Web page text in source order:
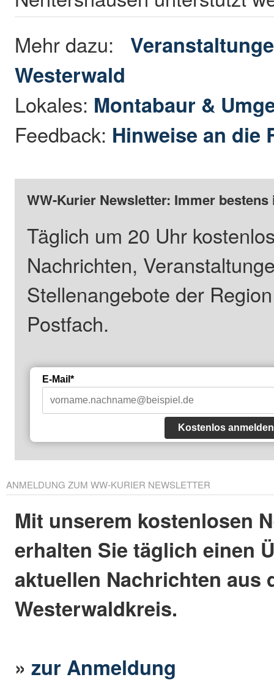
Mehr dazu:
Westerwald
Lokales: Montabaur &
Feedback: Hinweise an die
WW-Kurier Newsletter: Immer
Täglich um 20 Uhr
Nachrichten,
Stellenangebote der
Postfach.
E-Mail*
Kostenlos anmelden
ANMELDUNG ZUM WW-KURIER NEWSLETTER
Mit unserem kostenlosen
erhalten Sie täglich einen
aktuellen Nachrichten aus
Westerwaldkreis.
»zur Anmeldung